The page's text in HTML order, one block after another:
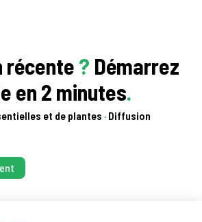
récente ? Démarrez
en 2 minutes.
et de plantes · Diffusion